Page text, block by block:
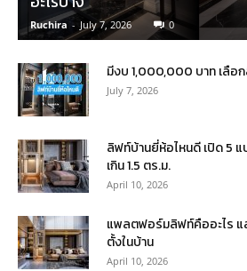
Ruchira - July 7, 2026 0
มีงบ 1,000,000 บาท เลือ
July 7, 2026
ลิฟท์บ้านยี่ห้อไหนดี เปิด 5 แ
เกิน 1.5 ตร.ม.
April 10, 2026
แพลตฟอร์มลิฟท์คืออะไร แ
ตั้งในบ้าน
April 10, 2026